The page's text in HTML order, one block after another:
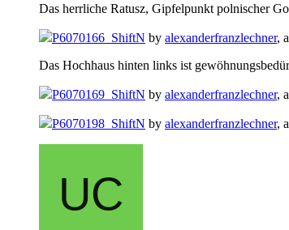
Das herrliche Ratusz, Gipfelpunkt polnischer
P6070166_ShiftN by alexanderfranzlechner,
Das Hochhaus hinten links ist
P6070169_ShiftN by alexanderfranzlechner,
P6070198_ShiftN by alexanderfranzlechner,